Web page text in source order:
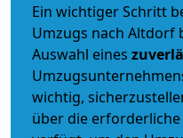
Ein wichtiger Schritt
Umzugs nach Altdorf
Auswahl eines
wichtig,
über die